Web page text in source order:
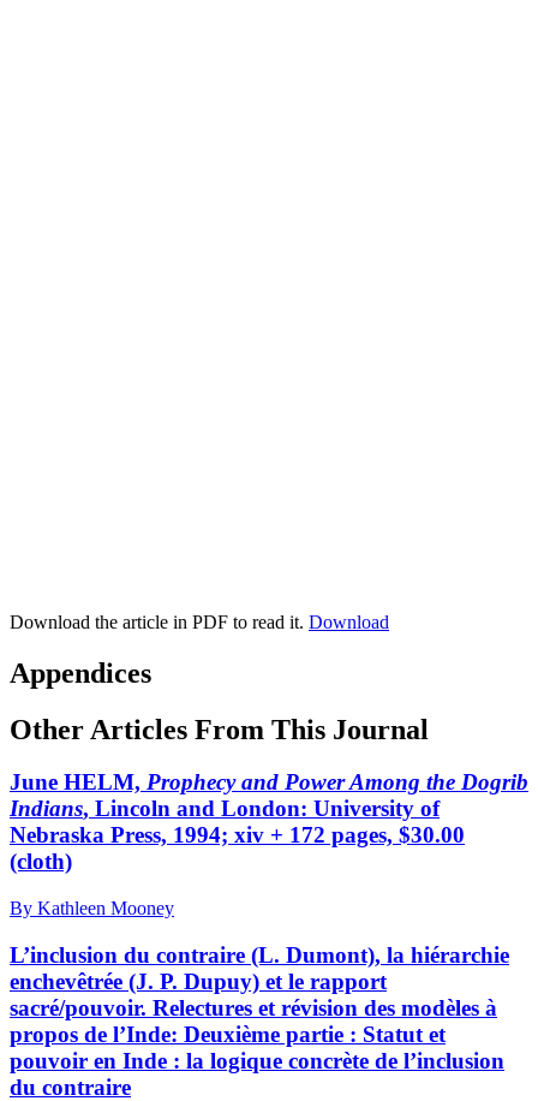
Download the article in PDF to read it. Download
Appendices
Other Articles From This Journal
June HELM, Prophecy and Power Among the Dogrib
Indians, Lincoln and London: University of
Nebraska Press, 1994; xiv + 172 pages, $30.00
(cloth)
By Kathleen Mooney
L’inclusion du contraire (L. Dumont), la hiérarchie
enchevêtrée (J. P. Dupuy) et le rapport
sacré/pouvoir. Relectures et révision des modèles à
propos de l’Inde: Deuxième partie : Statut et
pouvoir en Inde : la logique concrète de l’inclusion
du contraire